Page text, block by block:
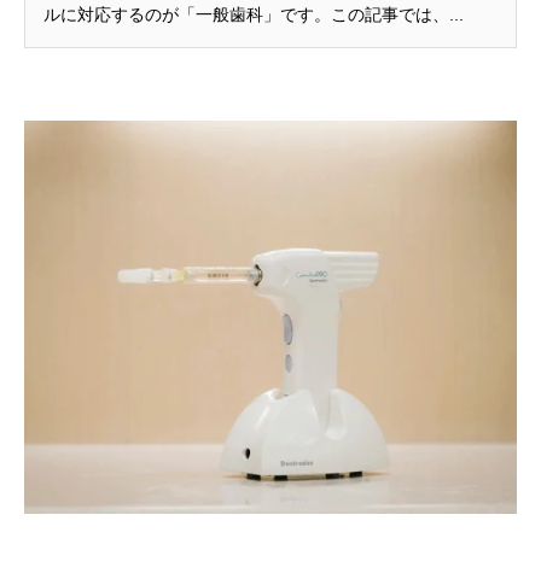
ルに対応するのが「一般歯科」です。この記事では、...